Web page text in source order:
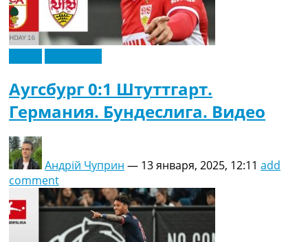
Аугсбург 0:1 Штуттгарт.
Германия. Бундеслига. Видео
Андрій Чуприн — 13 января, 2025, 12:11 add
comment